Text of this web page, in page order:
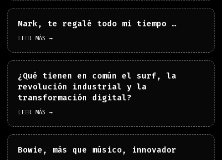
Mark, te regalé todo mi tiempo …
LEER MÁS →
¿Qué tienen en común el surf, la
revolución industrial y la
transformación digital?
LEER MÁS →
Bowie, más que músico, innovador